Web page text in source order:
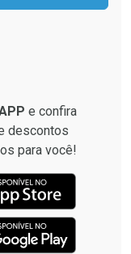
e confira
descontos
para você!